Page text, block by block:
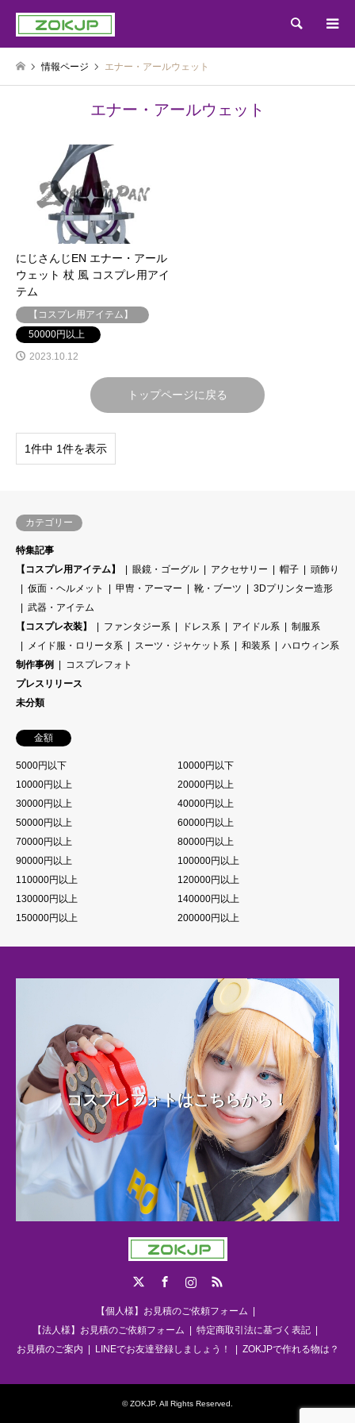
検索
情報ページ エナー・アールウェット
エナー・アールウェット
にじさんじEN エナー・アール
ウェット 杖 風 コスプレ用アイ
テム
【コスプレ用アイテム】
50000円以上
2023.10.12
トップページに戻る
1件中 1件を表示
カテゴリー
特集記事
【コスプレ用アイテム】
眼鏡・ゴーグル アクセサリー 帽子
頭飾り
仮面・ヘルメット
甲冑・アーマー 靴・ブーツ
3Dプリンター造形
武器・アイテム
【コスプレ衣装】
ファンタジー系 ドレス系 アイドル系
制服系
メイド服・ロリータ系
スーツ・ジャケット系 和装系
ハロウィン系
制作事例
コスプレフォト
プレスリリース
未分類
金額
5000円以下
10000円以下
10000円以上
20000円以上
30000円以上
40000円以上
50000円以上
60000円以上
70000円以上
80000円以上
90000円以上
100000円以上
110000円以上
120000円以上
130000円以上
140000円以上
150000円以上
200000円以上
コスプレフォトはこちらから！
RSS
【個人様】お見積のご依頼フォーム
【法人様】お見積のご依頼フォーム
特定商取引法に基づく表記
お見積のご案内
LINEでお友達登録しましょう！ ZOKJPで作れる物は？
©ZOKJP. All Rights Reserved.